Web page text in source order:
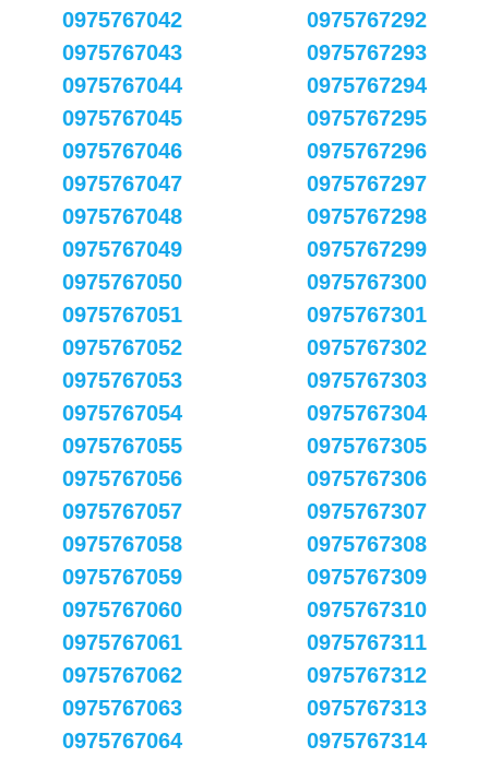
0975767042
0975767043
0975767044
0975767045
0975767046
0975767047
0975767048
0975767049
0975767050
0975767051
0975767052
0975767053
0975767054
0975767055
0975767056
0975767057
0975767058
0975767059
0975767060
0975767061
0975767062
0975767063
0975767064
0975767292
0975767293
0975767294
0975767295
0975767296
0975767297
0975767298
0975767299
0975767300
0975767301
0975767302
0975767303
0975767304
0975767305
0975767306
0975767307
0975767308
0975767309
0975767310
0975767311
0975767312
0975767313
0975767314